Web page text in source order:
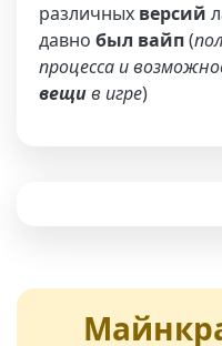
различных версий
давно был вайп(
процесса и
вещив игре)